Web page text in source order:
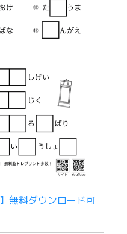
無料ダウンロード可